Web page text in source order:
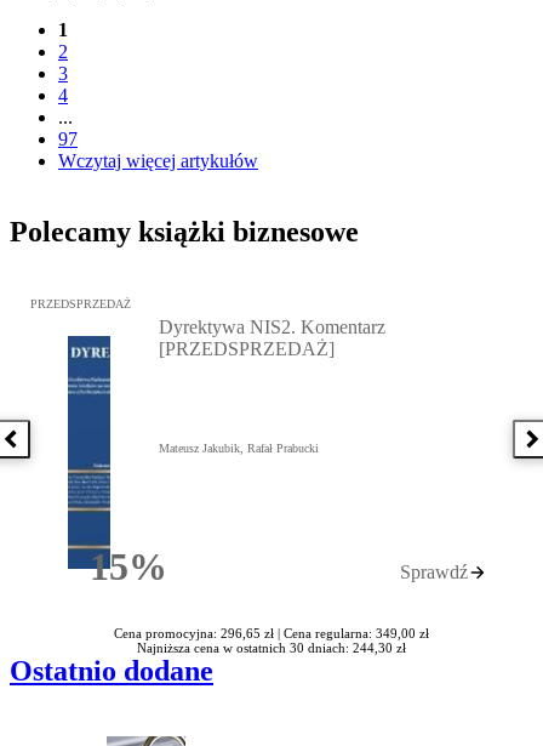
1
2
3
4
...
97
Wczytaj więcej artykułów
Polecamy książki biznesowe
Poprzednia książka
Przejdź do: Dyrektywa NIS2. Komentarz [PRZEDSPRZEDAŻ],
PRZEDSPRZEDAŻ
15%Rabatu
Dyrektywa NIS2. Komentarz
[PRZEDSPRZEDAŻ]
Mateusz Jakubik, Rafał Prabucki
Sprawdź
Cena promocyjna: 296,65 zł | Cena regularna: 349,00 zł
Najniższa cena w ostatnich 30 dniach: 244,30 zł
Ostatnio dodane